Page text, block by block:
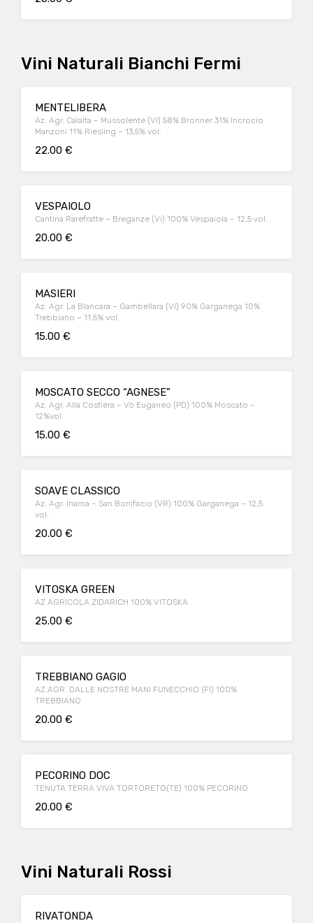
Vini Naturali Bianchi Fermi
MENTELIBERA
Az. Agr. Calalta – Mussolente (VI) 58% Bronner 31% Incrocio
Manzoni 11% Riesling – 13,5% vol.
22.00 €
VESPAIOLO
Cantina Rarefratte – Breganze (Vi) 100% Vespaiola – 12,5 vol.
20.00 €
MASIERI
Az. Agr. La BIancara – Gambellara (VI) 90% Garganega 10%
Trebbiano – 11,5% vol.
15.00 €
MOSCATO SECCO “AGNESE”
Az. Agr. Alla Costiera – Vò Euganeo (PD) 100% Moscato –
12%vol.
15.00 €
SOAVE CLASSICO
Az. Agr. Inama – San Bonifacio (VR) 100% Garganega – 12,5
vol.
20.00 €
VITOSKA GREEN
AZ AGRICOLA ZIDARICH 100% VITOSKA
25.00 €
TREBBIANO GAGIO
AZ.AGR. DALLE NOSTRE MANI FUNECCHIO (FI) 100%
TREBBIANO
20.00 €
PECORINO DOC
TENUTA TERRA VIVA TORTORETO(TE) 100% PECORINO
20.00 €
Vini Naturali Rossi
RIVATONDA